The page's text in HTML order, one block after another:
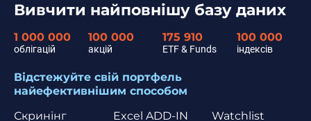
Вивчити найповнішу базу даних
1 000 000
облігацій
100 000
акцій
175 910
ETF & Funds
100 000
індексів
Відстежуйте свій портфель
найефективнішим способом
Скринінг
Watchlist
Excel ADD-IN